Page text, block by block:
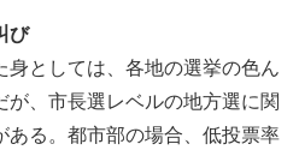
び
身としては、各地の選挙の色ん
が、市長選レベルの地方選に関
ある。都市部の場合、低投票率